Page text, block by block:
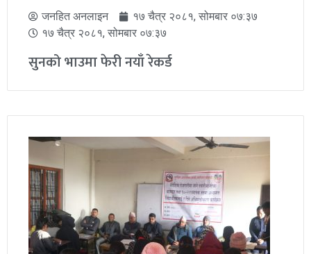
जनहित अनलाइन
९ बैशाख २०८२, मंगलवार ०३:०२
९ बैशाख २०८२, मंगलवार ०३:०२
भारतका विद्युतमन्त्री आज विहान नेपाल आइपुग्ने,
यस्तो छ उनको भ्रमण तालिका